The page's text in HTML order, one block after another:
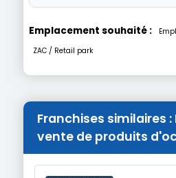
Emplacement souhaité :
ZAC / Retail park
Franchises similaires
vente de produits